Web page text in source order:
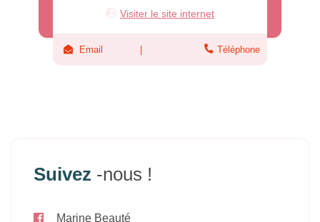
Visiter le site internet
Email Téléphone
Suivez -nous !
Marine Beauté